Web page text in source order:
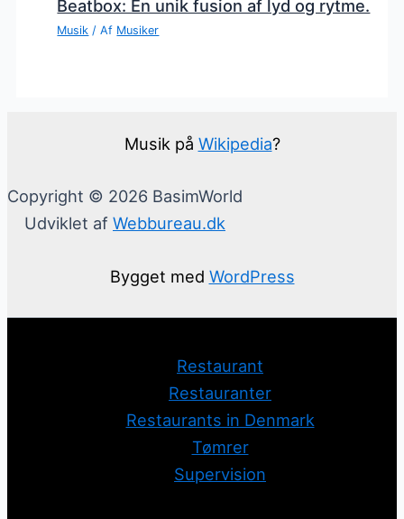
Beatbox: En unik fusion af lyd og rytme.
Musik / Af Musiker
Musik på Wikipedia?
Copyright © 2026 BasimWorld
Udviklet af Webbureau.dk
Bygget med WordPress
Restaurant
Restauranter
Restaurants in Denmark
Tømrer
Supervision